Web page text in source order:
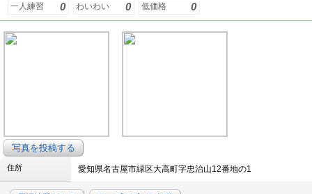
一人練習 0 わいわい 0 低価格 0
写真を投稿する
住所 愛知県名古屋市緑区大高町字忠治山12番地の1